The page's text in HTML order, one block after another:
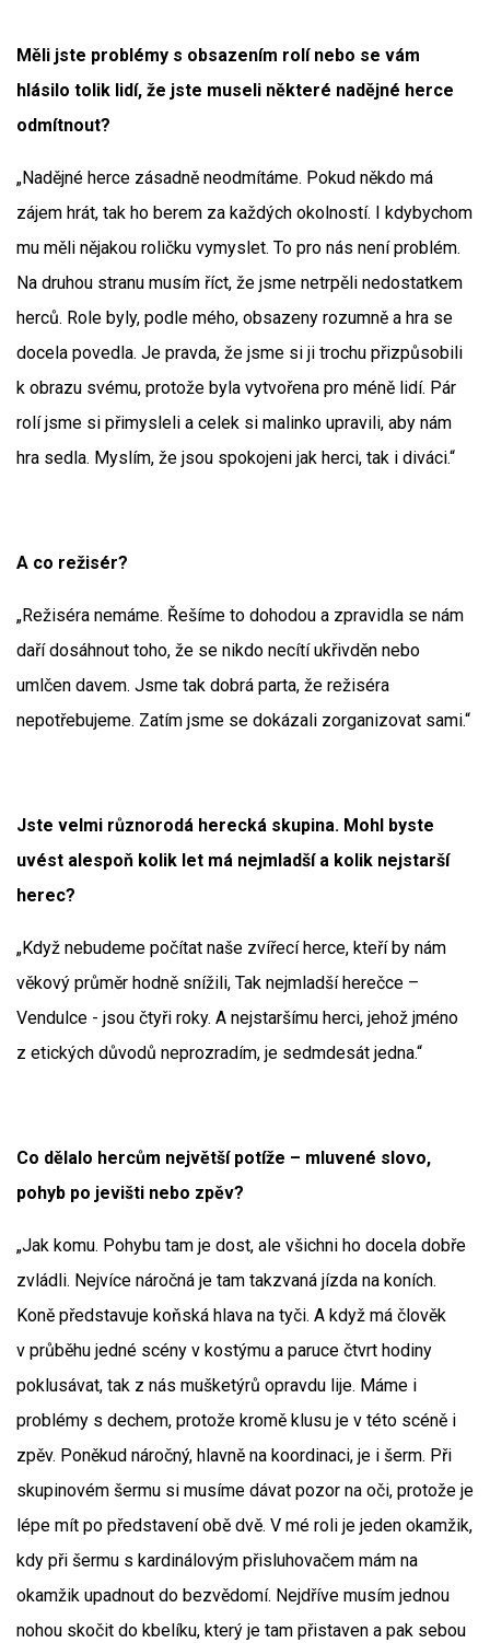
Měli jste problémy s obsazením rolí nebo se vám
hlásilo tolik lidí, že jste museli některé nadějné herce
odmítnout?
„Nadějné herce zásadně neodmítáme. Pokud někdo má
zájem hrát, tak ho berem za každých okolností. I kdybychom
mu měli nějakou roličku vymyslet. To pro nás není problém.
Na druhou stranu musím říct, že jsme netrpěli nedostatkem
herců. Role byly, podle mého, obsazeny rozumně a hra se
docela povedla. Je pravda, že jsme si ji trochu přizpůsobili
k obrazu svému, protože byla vytvořena pro méně lidí. Pár
rolí jsme si přimysleli a celek si malinko upravili, aby nám
hra sedla. Myslím, že jsou spokojeni jak herci, tak i diváci.“
A co režisér?
„Režiséra nemáme. Řešíme to dohodou a zpravidla se nám
daří dosáhnout toho, že se nikdo necítí ukřivděn nebo
umlčen davem. Jsme tak dobrá parta, že režiséra
nepotřebujeme. Zatím jsme se dokázali zorganizovat sami.“
Jste velmi různorodá herecká skupina. Mohl byste
uvést alespoň kolik let má nejmladší a kolik nejstarší
herec?
„Když nebudeme počítat naše zvířecí herce, kteří by nám
věkový průměr hodně snížili, Tak nejmladší herečce –
Vendulce - jsou čtyři roky. A nejstaršímu herci, jehož jméno
z etických důvodů neprozradím, je sedmdesát jedna.“
Co dělalo hercům největší potíže – mluvené slovo,
pohyb po jevišti nebo zpěv?
„Jak komu. Pohybu tam je dost, ale všichni ho docela dobře
zvládli. Nejvíce náročná je tam takzvaná jízda na koních.
Koně představuje koňská hlava na tyči. A když má člověk
v průběhu jedné scény v kostýmu a paruce čtvrt hodiny
poklusávat, tak z nás mušketýrů opravdu lije. Máme i
problémy s dechem, protože kromě klusu je v této scéně i
zpěv. Poněkud náročný, hlavně na koordinaci, je i šerm. Při
skupinovém šermu si musíme dávat pozor na oči, protože je
lépe mít po představení obě dvě. V mé roli je jeden okamžik,
kdy při šermu s kardinálovým přisluhovačem mám na
okamžik upadnout do bezvědomí. Nejdříve musím jednou
nohou skočit do kbelíku, který je tam přistaven a pak sebou